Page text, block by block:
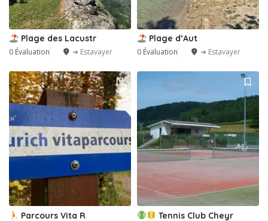
Plage des Lacustr
0 Évaluation ➔ Estavayer
Plage d’Aut
0 Évaluation ➔ Estavayer
Parcours Vita R Tennis Club Cheyr